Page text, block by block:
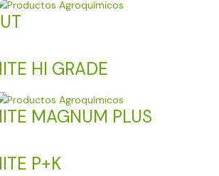
HI GRADE
MAGNUM PLUS
P+K